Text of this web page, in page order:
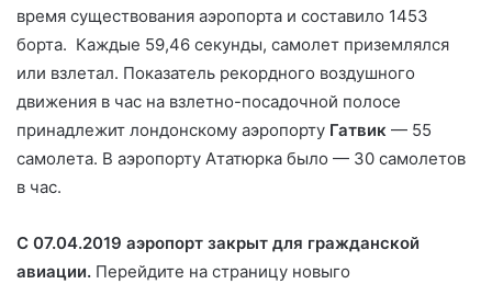
время существования аэропорта и составило 1453
борта. Каждые 59,46 секунды, самолет приземлялся
или взлетал. Показатель рекордного воздушного
движения в час на взлетно-посадочной полосе
принадлежит лондонскому аэропорту Гатвик — 55
самолета. В аэропорту Ататюрка было — 30 самолетов
в час.
С 07.04.2019 аэропорт закрыт для гражданской
авиации. Перейдите на страницу новыго